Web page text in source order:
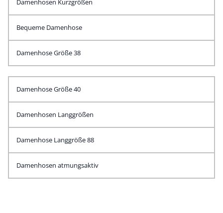
Damenhosen Kurzgrößen
Bequeme Damenhose
Damenhose Größe 38
Damenhose Größe 40
Damenhosen Langgrößen
Damenhose Langgröße 88
Damenhosen atmungsaktiv